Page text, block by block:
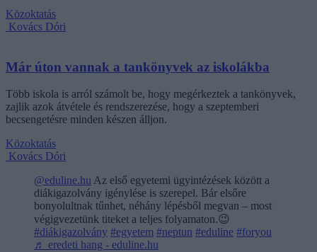
Közoktatás
Kovács Dóri
Már úton vannak a tankönyvek az iskolákba
Több iskola is arról számolt be, hogy megérkeztek a tankönyvek,
zajlik azok átvétele és rendszerezése, hogy a szeptemberi
becsengetésre minden készen álljon.
Közoktatás
Kovács Dóri
@eduline.hu Az első egyetemi ügyintézések között a
diákigazolvány igénylése is szerepel. Bár elsőre
bonyolultnak tűnhet, néhány lépésből megvan – most
végigvezetünk titeket a teljes folyamaton.😉
#diákigazolvány #egyetem #neptun #eduline #foryou
♬ eredeti hang - eduline.hu